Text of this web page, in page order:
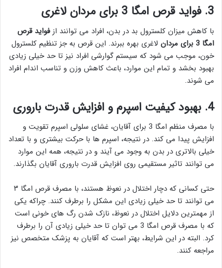
3. فواید قرص امگا 3 برای مردان لاغری
با کاهش میزان کلسترول بد در بدن، افراد می توانند ازفواید قرص
امگا 3 برای مردان
لاغری بهره ببرند. این قرص به جز تنظیم کلسترول
خون، موجب می شود که سیستم گوارشی افراد نیز تا حد خیلی زیادی
بهبود بخشد و تمام این موارد، باعث کاهش وزن و تناسب اندام افراد
می شوند.
4. بهبود کیفیت اسپرم و افزایش قدرت باروری
با مصرف منظم امگا 3 برای آقایان، غشای سلولی اسپرم تقویت و
افزایش پیدا می کند. در نتیجه، اسپرم ها با حرکت بیشتری و با تعداد
خیلی بالاتری در بدن به وجود می آیند و در نتیجه، همه این موارد
می توانند تاثیر مستقیمی روی افزایش قدرت باروری آقایان بگذارند.
حتی کسانی که دچار اختلال در نعوظ هستند، با مصرف قرص امگا ۳
می توانند تا حد خیلی زیادی این مشکل را برطرف کنند. چراکه یکی
از مهمترین دلایل اختلال در نعوظ، نازک شدن رگ های خونی است
که با مصرف قرص امگا 3 می توان تا حد خیلی زیادی آن را برطرف
کرد. البته در این شرایط، بهتر است که آقایان به پزشک متخصص نیز
مراجعه کنند.